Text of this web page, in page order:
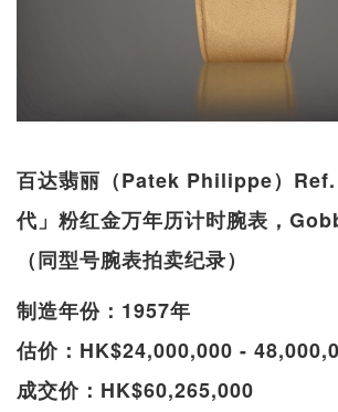
百达翡丽（Patek Philippe）
代」粉红金万年历计时腕表，
（同型号腕表拍卖纪录）
制造年份：1957年
估价：HK$24,000,000 -
成交价：HK$60,265,000